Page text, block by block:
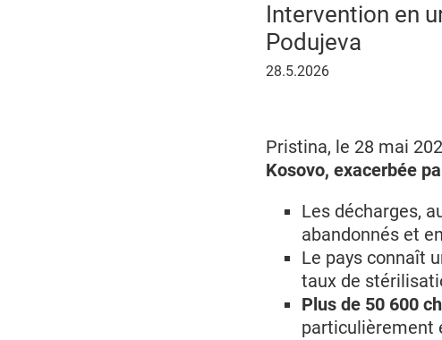
Intervention en
Podujeva
28
28.5.2026
Pristina, le 28 mai
Kosovo, exacerbée
Les décharges,
abandonnés et
Le pays connaît
taux de
Plus de 50 600
particulièrement